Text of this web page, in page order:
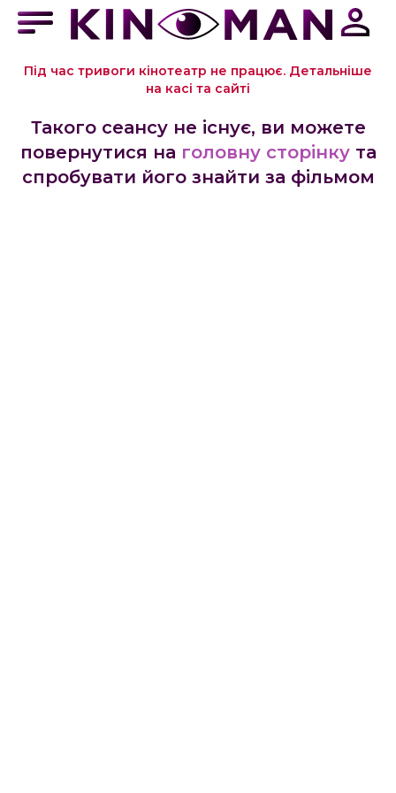
Під час тривоги кінотеатр не працює. Детальніше
на касі та сайті
Такого сеансу не існує, ви можете
повернутися на головну сторінку та
спробувати його знайти за фільмом